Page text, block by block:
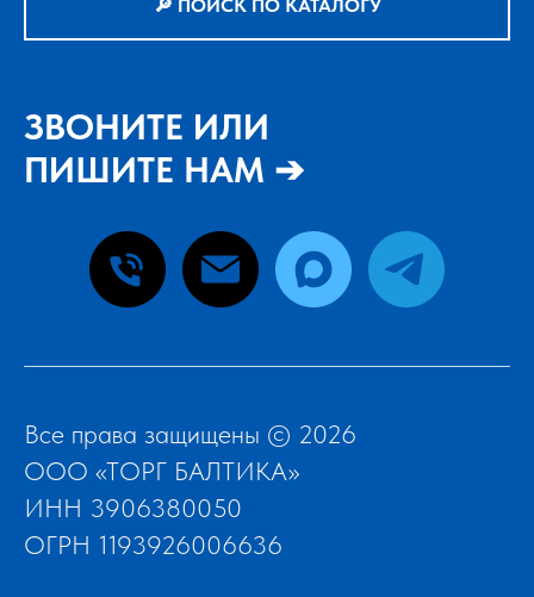
🔎 ПОИСК ПО КАТАЛОГУ
ЗВОНИТЕ ИЛИ
ПИШИТЕ НАМ ➔
Все права защищены © 2026
ООО «ТОРГ БАЛТИКА»
ИНН 3906380050
ОГРН 1193926006636